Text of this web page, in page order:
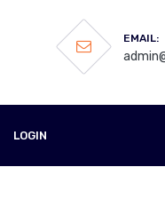
EMAIL:
LOGIN